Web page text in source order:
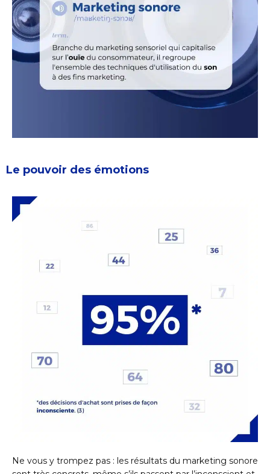
Le pouvoir des émotions
Ne vous y trompez pas : les résultats du marketing sonore